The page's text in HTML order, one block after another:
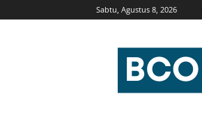
Sabtu, Agustus 8, 2026